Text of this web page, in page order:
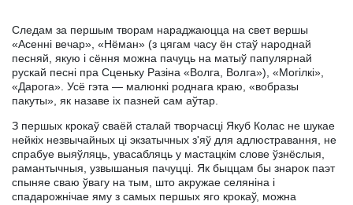
Следам за першым творам нараджаюцца на свет вершы
«Асенні вечар», «Нёман» (з цягам часу ён стаў народнай
песняй, якую і сёння можна пачуць на матыў папулярнай
рускай песні пра Сценьку Разіна «Волга, Волга»), «Могілкі»,
«Дарога». Усё гэта — малюнкі роднага краю, «вобразы
пакуты», як назаве іх пазней сам аўтар.
З першых крокаў сваёй сталай творчасці Якуб Колас не шукае
нейкіх незвычайных ці экзатычных з'яў для адлюстравання, не
спрабуе выяўляць, увасабляць у мастацкім слове ўзнёслыя,
рамантычныя, узвышаныя пачуцці. Як быццам бы знарок паэт
спыняе сваю ўвагу на тым, што акружае селяніна і
спадарожнічае яму з самых першых яго крокаў, можна